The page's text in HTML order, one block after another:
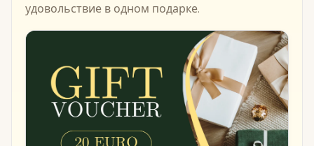
удовольствие в одном подарке.